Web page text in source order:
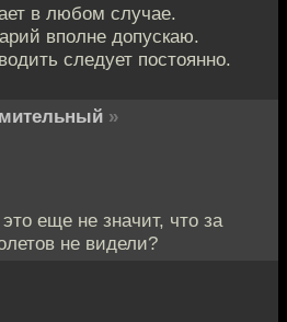
в любом случае.
вполне допускаю.
следует постоянно.
»
еще не значит, что за
не видели?